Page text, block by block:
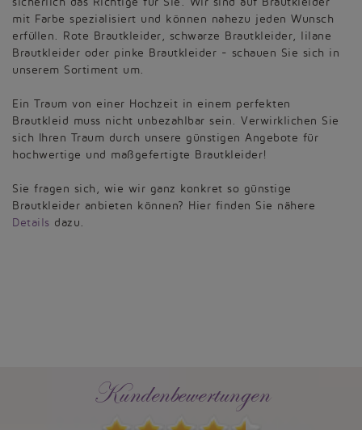
mit Farbe spezialisiert und können nahezu jeden Wunsch
erfüllen. Rote Brautkleider, schwarze Brautkleider, lilane
Brautkleider oder pinke Brautkleider - schauen Sie sich in
unserem Sortiment um.
Ein Traum von einer Hochzeit in einem perfekten
Brautkleid muss nicht unbezahlbar sein. Verwirklichen Sie
sich Ihren Traum durch unsere günstigen Angebote für
hochwertige und maßgefertigte Brautkleider!
Sie fragen sich, wie wir ganz konkret so günstige
Brautkleider anbieten können? Hier finden Sie nähere
Details dazu.
Kundenbewertungen